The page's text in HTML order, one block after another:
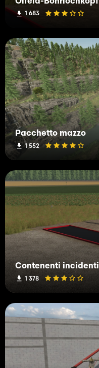
1 683
Pacchetto mazzo
1 552
1 378